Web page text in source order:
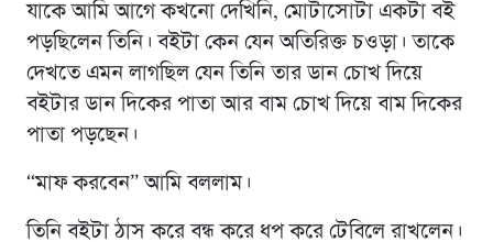
যাকে আমি আগে কখনো দেখিনি, মোটাসোটা একটা বই
পড়ছিলেন তিনি। বইটা কেন যেন অতিরিক্ত চওড়া। তাকে
দেখতে এমন লাগছিল যেন তিনি তার ডান চোখ দিয়ে
বইটার ডান দিকের পাতা আর বাম চোখ দিয়ে বাম দিকের
পাতা পড়ছেন।
“মাফ করবেন” আমি বললাম।
তিনি বইটা ঠাস করে বন্ধ করে ধপ করে টেবিলে রাখলেন।